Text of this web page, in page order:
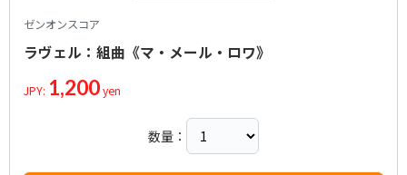
ゼンオンスコア
ラヴェル：組曲《マ・メール・ロワ》
JPY: 1,200yen
数量：